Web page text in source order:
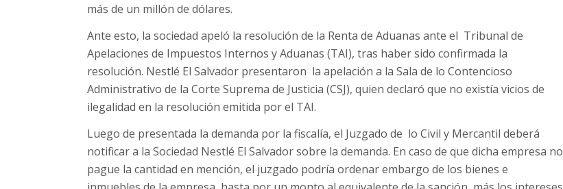
más de un millón de dólares.
Ante esto, la sociedad apeló la resolución de la Renta de Aduanas ante el Tribunal de
Apelaciones de Impuestos Internos y Aduanas (TAI), tras haber sido confirmada la
resolución. Nestlé El Salvador presentaron la apelación a la Sala de lo Contencioso
Administrativo de la Corte Suprema de Justicia (CSJ), quien declaró que no existía vicios de
ilegalidad en la resolución emitida por el TAI.
Luego de presentada la demanda por la fiscalía, el Juzgado de lo Civil y Mercantil deberá
notificar a la Sociedad Nestlé El Salvador sobre la demanda. En caso de que dicha empresa no
pague la cantidad en mención, el juzgado podría ordenar embargo de los bienes e